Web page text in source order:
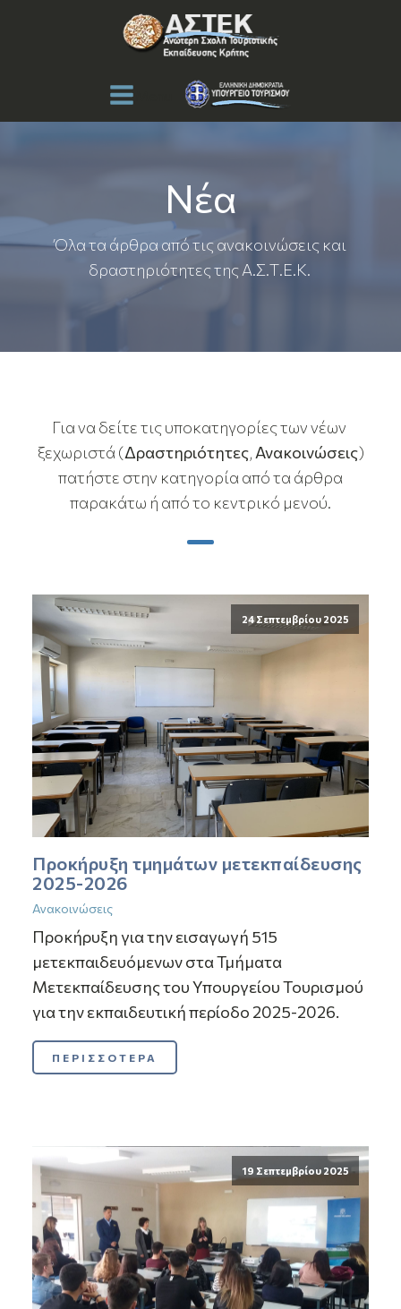
Νέα
Όλα τα άρθρα από τις ανακοινώσεις και
δραστηριότητες της Α.Σ.Τ.Ε.Κ.
Για να δείτε τις υποκατηγορίες των νέων
ξεχωριστά (Δραστηριότητες, Ανακοινώσεις)
πατήστε στην κατηγορία από τα άρθρα
παρακάτω ή από το κεντρικό μενού.
24 Σεπτεμβρίου 2025
Προκήρυξη τμημάτων μετεκπαίδευσης
2025-2026
Ανακοινώσεις
Προκήρυξη για την εισαγωγή 515
μετεκπαιδευόμενων στα Τμήματα
Μετεκπαίδευσης του Υπουργείου Τουρισμού
για την εκπαιδευτική περίοδο 2025-2026.
ΠΕΡΙΣΣΟΤΕΡΑ
19 Σεπτεμβρίου 2025